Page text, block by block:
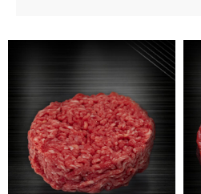
Night of Burger: jetzt
GUTSCHEIN